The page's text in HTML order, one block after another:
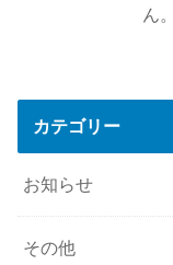
ん。
カテゴリー
お知らせ
その他